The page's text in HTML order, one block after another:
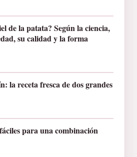
de la patata? Según la ciencia,
su calidad y la forma
la receta fresca de dos grandes
para una combinación